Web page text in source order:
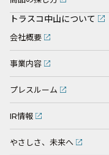
トラスコ中山について
会社概要
事業内容
プレスルーム
IR情報
やさしさ、未来へ